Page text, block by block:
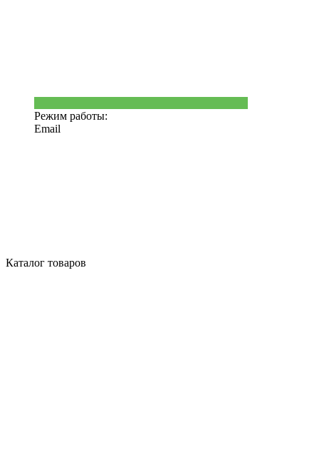
Режим работы:
Email
Каталог товаров